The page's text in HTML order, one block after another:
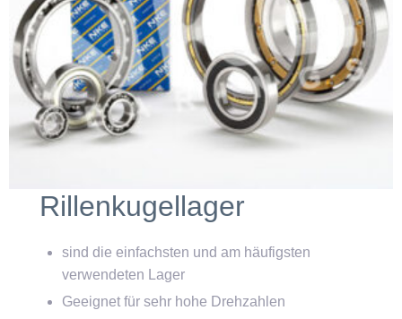
Rillenkugellager
sind die einfachsten und am häufigsten
verwendeten Lager
Geeignet für sehr hohe Drehzahlen